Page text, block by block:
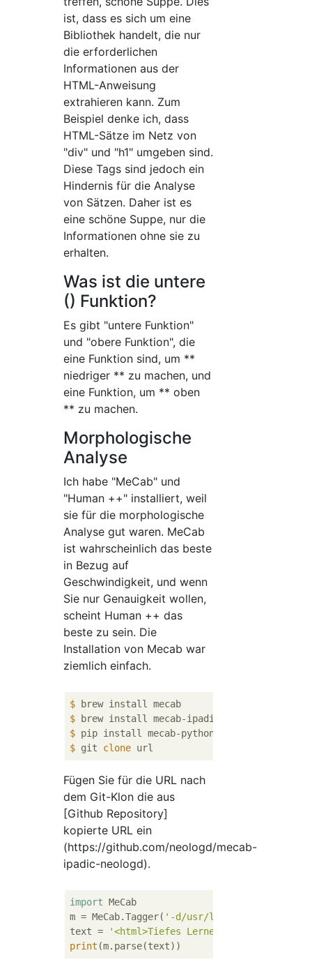
ist, dass es sich um eine
Bibliothek handelt, die nur
die erforderlichen
Informationen aus der
HTML-Anweisung
extrahieren kann. Zum
Beispiel denke ich, dass
HTML-Sätze im Netz von
"div" und "h1" umgeben sind.
Diese Tags sind jedoch ein
Hindernis für die Analyse
von Sätzen. Daher ist es
eine schöne Suppe, nur die
Informationen ohne sie zu
erhalten.
Was ist die untere
() Funktion?
Es gibt "untere Funktion"
und "obere Funktion", die
eine Funktion sind, um **
niedriger ** zu machen, und
eine Funktion, um ** oben
** zu machen.
Morphologische
Analyse
Ich habe "MeCab" und
"Human ++" installiert, weil
sie für die morphologische
Analyse gut waren. MeCab
ist wahrscheinlich das beste
in Bezug auf
Geschwindigkeit, und wenn
Sie nur Genauigkeit wollen,
scheint Human ++ das
beste zu sein. Die
Installation von Mecab war
ziemlich einfach.
$ brew install mecab
$ brew install mecab-ipadic
$ pip install mecab-python3
$ git clone url
Fügen Sie für die URL nach
dem Git-Klon die aus
[Github Repository]
kopierte URL ein
(https://github.com/neologd/mecab-
ipadic-neologd).
import MeCab
m = MeCab.Tagger( '-d/usr/local/lib/mecab/
text =
'<html>Tiefes Lernen von Grund auf
print